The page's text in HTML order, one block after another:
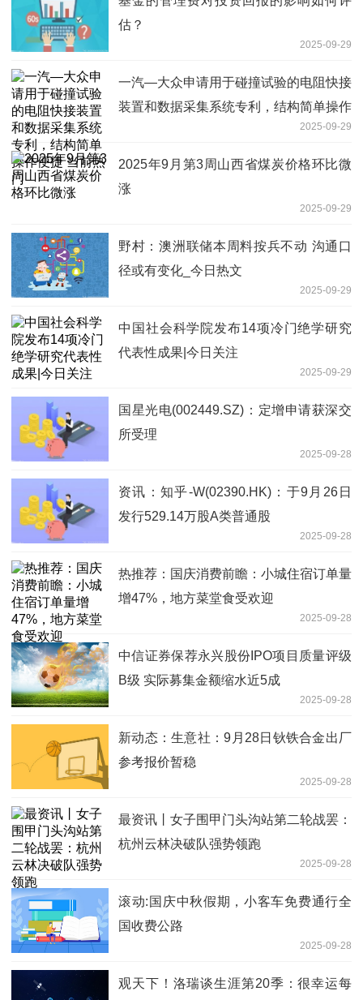
估？
2025-09-29
一汽—大众申请用于碰撞试验的电阻快接
装置和数据采集系统专利，结构简单操作
2025-09-29
2025年9月第3周山西省煤炭价格环比微
涨
2025-09-29
野村：澳洲联储本周料按兵不动 沟通口
径或有变化_今日热文
2025-09-29
中国社会科学院发布14项冷门绝学研究
代表性成果|今日关注
2025-09-29
国星光电(002449.SZ)：定增申请获深交
所受理
2025-09-28
资讯：知乎-W(02390.HK)：于9月26日
发行529.14万股A类普通股
2025-09-28
热推荐：国庆消费前瞻：小城住宿订单量
增47%，地方菜堂食受欢迎
2025-09-28
中信证券保荐永兴股份IPO项目质量评级
B级 实际募集金额缩水近5成
2025-09-28
新动态：生意社：9月28日钬铁合金出厂
参考报价暂稳
2025-09-28
最资讯丨女子围甲门头沟站第二轮战罢：
杭州云林决破队强势领跑
2025-09-28
滚动:国庆中秋假期，小客车免费通行全
国收费公路
2025-09-28
观天下！洛瑞谈生涯第20季：很幸运每